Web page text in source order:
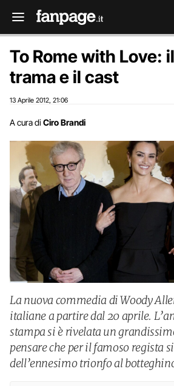
To Rome with Love:
trama e il cast
13 Aprile 2012 21:06
A cura di Ciro Brandi
La nuova commedia di Woody
italiane a partire dal 20 aprile.
stampa si è rivelata un
pensare che per il famoso regista
dell’ennesimo trionfo al